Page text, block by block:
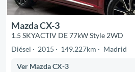
Mazda CX-3
1.5 SKYACTIV DE 77kW Style 2WD
Diésel
2015 149.227km Madrid
Ver Mazda CX-3